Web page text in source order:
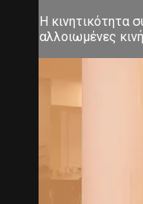
Η κινητικότητα
αλλοιωμένες